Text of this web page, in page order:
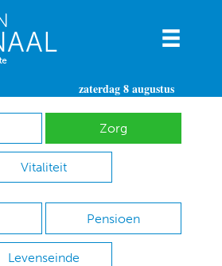
zaterdag 8 augustus
Zorg
Vitaliteit
Pensioen
Levenseinde